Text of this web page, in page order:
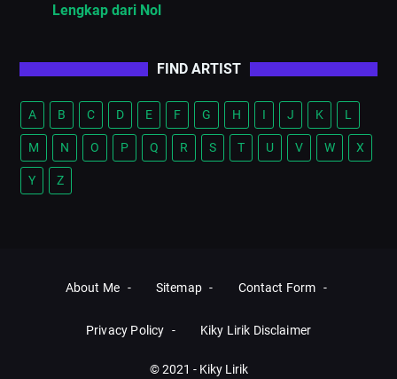
Lengkap dari Nol
FIND ARTIST
A B C D E F G H I J K L
M N O P Q R S T U V W X
Y Z
About Me Sitemap Contact Form
Privacy Policy Kiky Lirik Disclaimer
© 2021 - Kiky Lirik